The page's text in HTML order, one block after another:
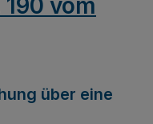
vom
über eine